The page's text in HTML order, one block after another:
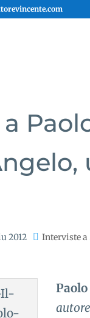
2012 Interviste